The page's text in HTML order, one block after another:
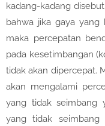
kadang-kadang
bahwa jika gaya yang
maka percepatan
pada kesetimbangan
tidak akan dipercepat.
akan mengalami
yang tidak seimbang
yang tidak